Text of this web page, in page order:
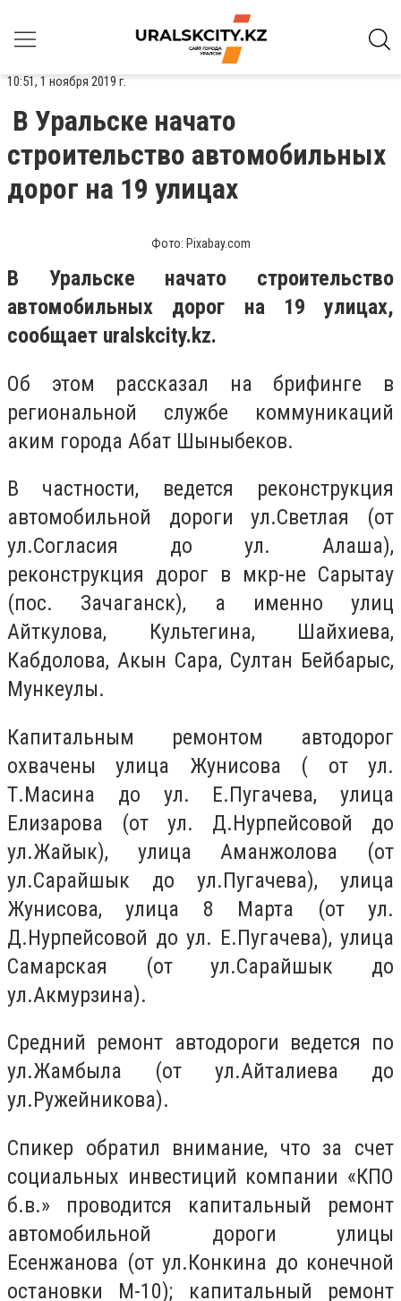
10:51, 1 ноября 2019 г.
В Уральске начато
строительство автомобильных
дорог на 19 улицах
Фото: Pixabay.com
В Уральске начато строительство
автомобильных дорог на 19 улицах,
сообщает uralskcity.kz.
Об этом рассказал на брифинге в
региональной службе коммуникаций
аким города Абат Шыныбеков.
В частности, ведется реконструкция
автомобильной дороги ул.Светлая (от
ул.Согласия до ул. Алаша),
реконструкция дорог в мкр-не Сарытау
(пос. Зачаганск), а именно улиц
Айткулова, Культегина, Шайхиева,
Кабдолова, Акын Сара, Султан Бейбарыс,
Мункеулы.
Капитальным ремонтом автодорог
охвачены улица Жунисова ( от ул.
Т.Масина до ул. Е.Пугачева, улица
Елизарова (от ул. Д.Нурпейсовой до
ул.Жайык), улица Аманжолова (от
ул.Сарайшык до ул.Пугачева), улица
Жунисова, улица 8 Марта (от ул.
Д.Нурпейсовой до ул. Е.Пугачева), улица
Самарская (от ул.Сарайшык до
ул.Акмурзина).
Средний ремонт автодороги ведется по
ул.Жамбыла (от ул.Айталиева до
ул.Ружейникова).
Спикер обратил внимание, что за счет
социальных инвестиций компании «КПО
б.в.» проводится капитальный ремонт
автомобильной дороги улицы
Есенжанова (от ул.Конкина до конечной
остановки М-10); капитальный ремонт